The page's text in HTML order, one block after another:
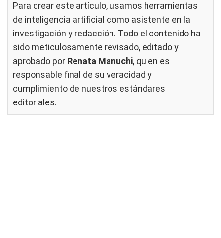
Para crear este artículo, usamos herramientas
de inteligencia artificial como asistente en la
investigación y redacción. Todo el contenido ha
sido meticulosamente revisado, editado y
aprobado por Renata Manuchi, quien es
responsable final de su veracidad y
cumplimiento de nuestros estándares
editoriales.